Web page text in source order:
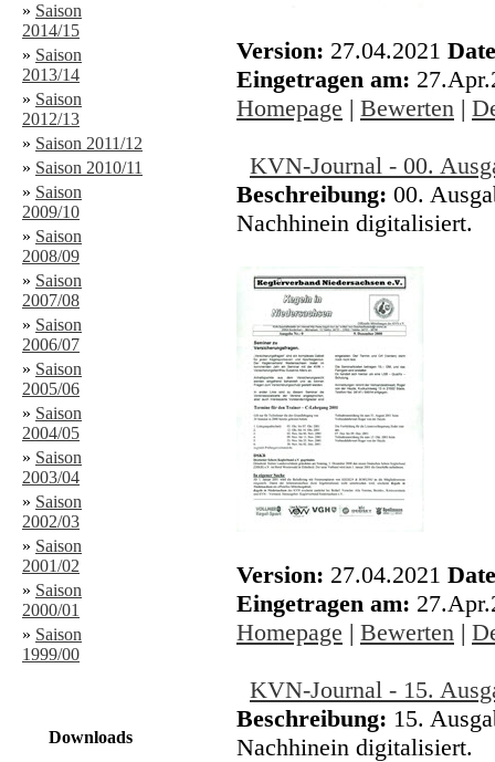
» Saison
2014/15
» Saison
2013/14
» Saison
2012/13
» Saison 2011/12
» Saison 2010/11
» Saison
2009/10
» Saison
2008/09
» Saison
2007/08
» Saison
2006/07
» Saison
2005/06
» Saison
2004/05
» Saison
2003/04
» Saison
2002/03
» Saison
2001/02
» Saison
2000/01
» Saison
1999/00
Downloads
Version: 27.04.2021
Eingetragen am:
Homepage | Bewerten |
KVN-Journal - 00.
Beschreibung: 00.
Nachhinein digitalisiert.
Version: 27.04.2021
Eingetragen am:
Homepage | Bewerten |
KVN-Journal - 15.
Beschreibung: 15.
Nachhinein digitalisiert.